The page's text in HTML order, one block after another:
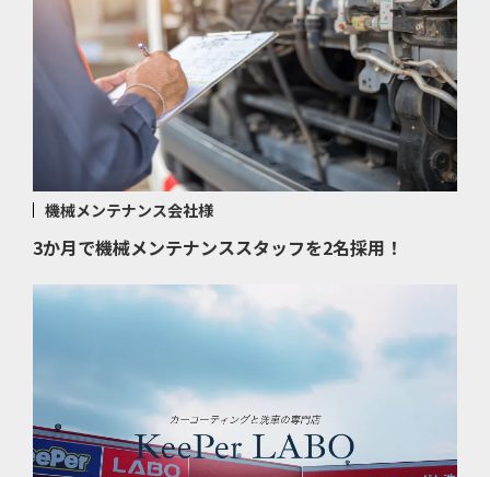
機械メンテナンス会社様
3か月で機械メンテナンススタッフを2名採用！